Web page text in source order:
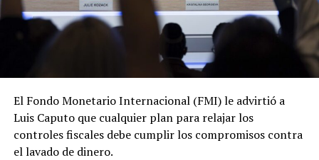
El Fondo Monetario Internacional (FMI) le advirtió a
Luis Caputo que cualquier plan para relajar los
controles fiscales debe cumplir los compromisos contra
el lavado de dinero.